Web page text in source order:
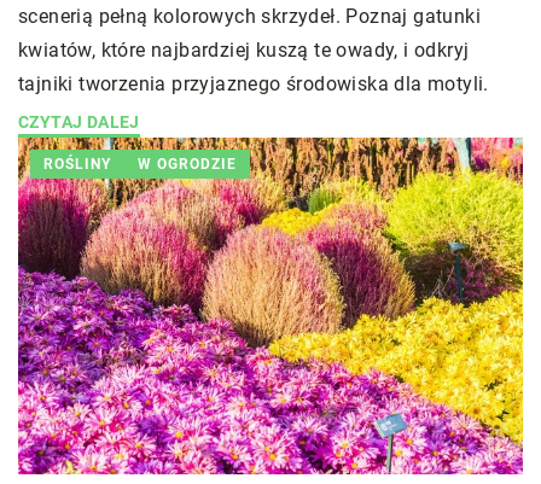
scenerią pełną kolorowych skrzydeł. Poznaj gatunki
kwiatów, które najbardziej kuszą te owady, i odkryj
tajniki tworzenia przyjaznego środowiska dla motyli.
CZYTAJ DALEJ
ROŚLINY W OGRODZIE